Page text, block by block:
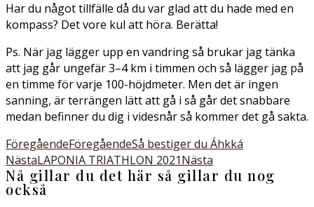
Har du något tillfälle då du var glad att du hade med en
kompass? Det vore kul att höra. Berätta!
Ps. När jag lägger upp en vandring så brukar jag tänka
att jag går ungefär 3–4 km i timmen och så lägger jag på
en timme för varje 100-höjdmeter. Men det är ingen
sanning, är terrängen lätt att gå i så går det snabbare
medan befinner du dig i videsnår så kommer det gå sakta.
FöregåendeFöregåendeSå bestiger du Áhkká
NästaLAPONIA TRIATHLON 2021Nästa
Nå gillar du det här så gillar du nog
också